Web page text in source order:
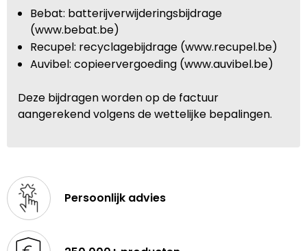
Bebat: batterijverwijderingsbijdrage
(www.bebat.be)
Recupel: recyclagebijdrage (www.recupel.be)
Auvibel: copieervergoeding (www.auvibel.be)
Deze bijdragen worden op de factuur
aangerekend volgens de wettelijke bepalingen.
Persoonlijk advies